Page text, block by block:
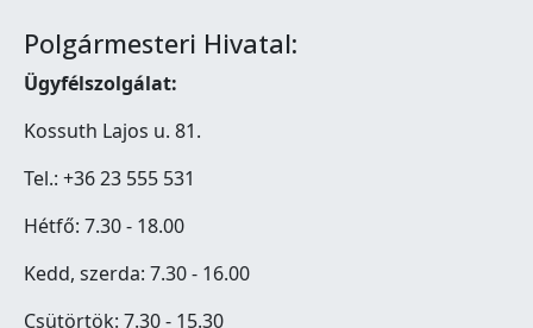
Polgármesteri Hivatal:
Ügyfélszolgálat:
Kossuth Lajos u. 81.
Tel.: +36 23 555 531
Hétfő: 7.30 - 18.00
Kedd, szerda: 7.30 - 16.00
Csütörtök: 7.30 - 15.30